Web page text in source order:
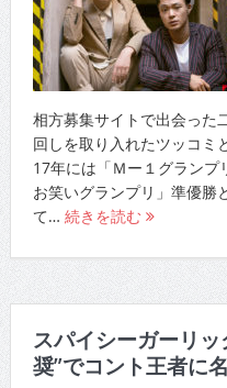
相方募集サイトで出会った
回しを取り入れたツッコミ
17年には「Ｍー１グランプ
お笑いグランプリ」準優勝
て… 続きを読む
スパイシーガーリ
奨”でコント王者に